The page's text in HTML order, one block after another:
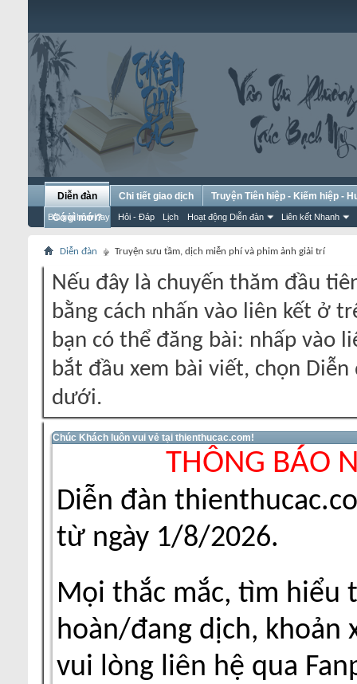
Diễn đàn
Bài gửi hôm nay Hỏi - Đáp Lịch Hoạt động Diễn đàn Liên kết Nhanh
Chi tiết giao dịch
Truyện Tiên hiệp - Kiếm hiệp -
Có gì mới?
Diễn đàn Truyện sưu tầm, dịch miễn phí và phim ảnh giải trí
Nếu đây là chuyến thăm đầu
bằng cách nhấn vào liên kết ở
bạn có thể đăng bài: nhấp vào
bắt đầu xem bài viết, chọn
dưới.
Chúc Khách luôn vui vẻ tại thienthucac.com!
THÔNG BÁO
Diễn đàn
từ ngày 1/8/2026.
Mọi thắc mắc, tìm hiểu
hoàn/đang dịch, khoản
vui lòng liên hệ qua